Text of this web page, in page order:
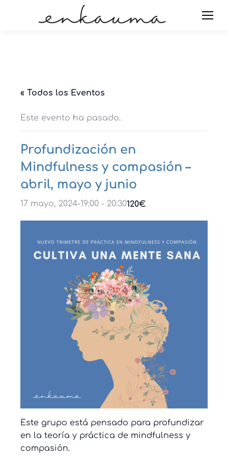
« Todos los Eventos
Este evento ha pasado.
Profundización en
Mindfulness y compasión –
abril, mayo y junio
17 mayo, 2024-19:00 - 20:30120€
Este grupo está pensado para profundizar
en la teoría y práctica de mindfulness y
compasión.